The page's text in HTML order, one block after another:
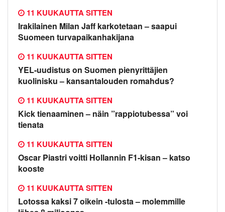
Irakilainen Milan Jaff karkotetaan – saapui
Suomeen turvapaikanhakijana
11 KUUKAUTTA SITTEN
YEL-uudistus on Suomen pienyrittäjien
kuolinisku – kansantalouden romahdus?
11 KUUKAUTTA SITTEN
Kick tienaaminen – näin ”rappiotubessa” voi
tienata
11 KUUKAUTTA SITTEN
Oscar Piastri voitti Hollannin F1-kisan – katso
kooste
11 KUUKAUTTA SITTEN
Lotossa kaksi 7 oikein -tulosta – molemmille
11 KUUKAUTTA SITTEN